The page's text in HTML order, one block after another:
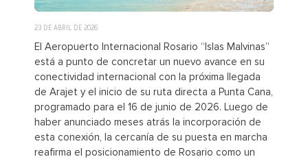
23 DE ABRIL DE 2026
El Aeropuerto Internacional Rosario “Islas Malvinas”
está a punto de concretar un nuevo avance en su
conectividad internacional con la próxima llegada
de Arajet y el inicio de su ruta directa a Punta Cana,
programado para el 16 de junio de 2026. Luego de
haber anunciado meses atrás la incorporación de
esta conexión, la cercanía de su puesta en marcha
reafirma el posicionamiento de Rosario como un